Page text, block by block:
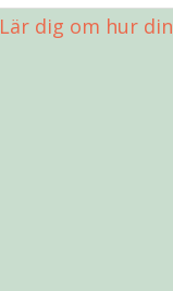
Lär dig om hur din